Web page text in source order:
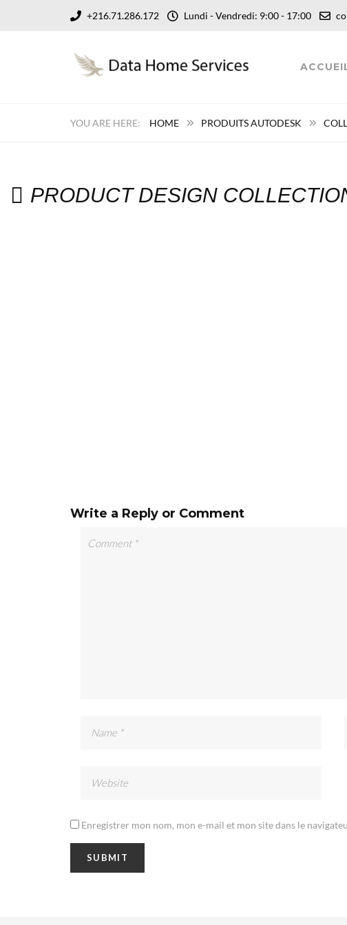
+216.71.286.172 Lundi - Vendredi: 9:00 - 17:00
HOME PRODUITS AUTODESK
PRODUCT DESIGN
Write a Reply or Comment
Enregistrer mon nom, mon e-mail et mon site dans le